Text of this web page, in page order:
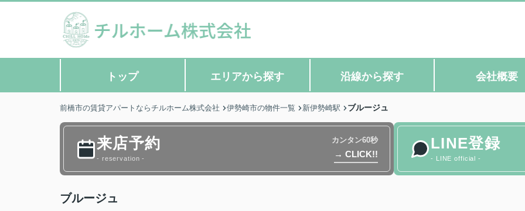
トップ エリアから探す 沿線から探す 会社概要
前橋市の賃貸アパートならチルホーム株式会社 伊勢崎市の物件一覧 新伊勢崎駅 ブルージュ
来店予約
- reservation -
カンタン60秒
→ CLICK!!
LINE登録
- LINE official -
ブルージュ